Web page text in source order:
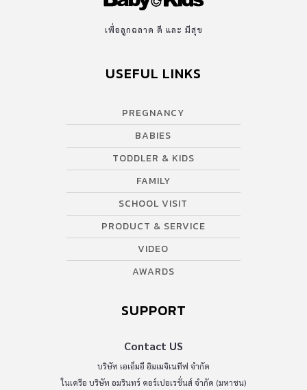
เพื่อลูกฉลาด ดี และ มีสุข
USEFUL LINKS
PREGNANCY
BABIES
TODDLER & KIDS
FAMILY
SCHOOL VISIT
PRODUCT & SERVICE
VIDEO
AWARDS
SUPPORT
Contact US
บริษัท เอเอ็มอี อิมเมจิเนทีฟ จำกัด
ในเครือ บริษัท อมรินทร์ คอร์เปอเรชั่นส์ จำกัด (มหาชน)